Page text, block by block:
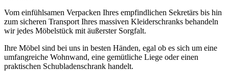
Vom einfühlsamen Verpacken Ihres empfindlichen Sekretärs bis hin
zum sicheren Transport Ihres massiven Kleiderschranks behandeln
wir jedes Möbelstück mit äußerster Sorgfalt.
Ihre Möbel sind bei uns in besten Händen, egal ob es sich um eine
umfangreiche Wohnwand, eine gemütliche Liege oder einen
praktischen Schubladenschrank handelt.